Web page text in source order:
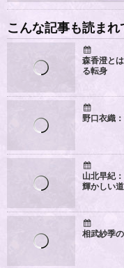
こんな記事も読まれ
森香澄と
る転身
野口衣織
山北早紀
輝かしい
相武紗季